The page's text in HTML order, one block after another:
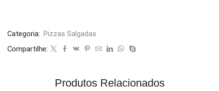
Categoria: Pizzas Salgadas
Compartilhe:
Produtos Relacionados